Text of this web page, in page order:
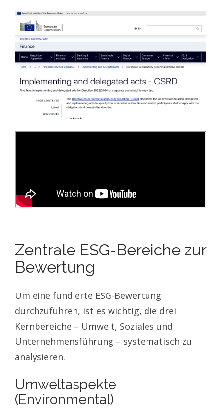
Zentrale ESG-Bereiche zur
Bewertung
Um eine fundierte ESG-Bewertung
durchzuführen, ist es wichtig, die drei
Kernbereiche – Umwelt, Soziales und
Unternehmensführung – systematisch zu
analysieren.
Umweltaspekte
(Environmental)